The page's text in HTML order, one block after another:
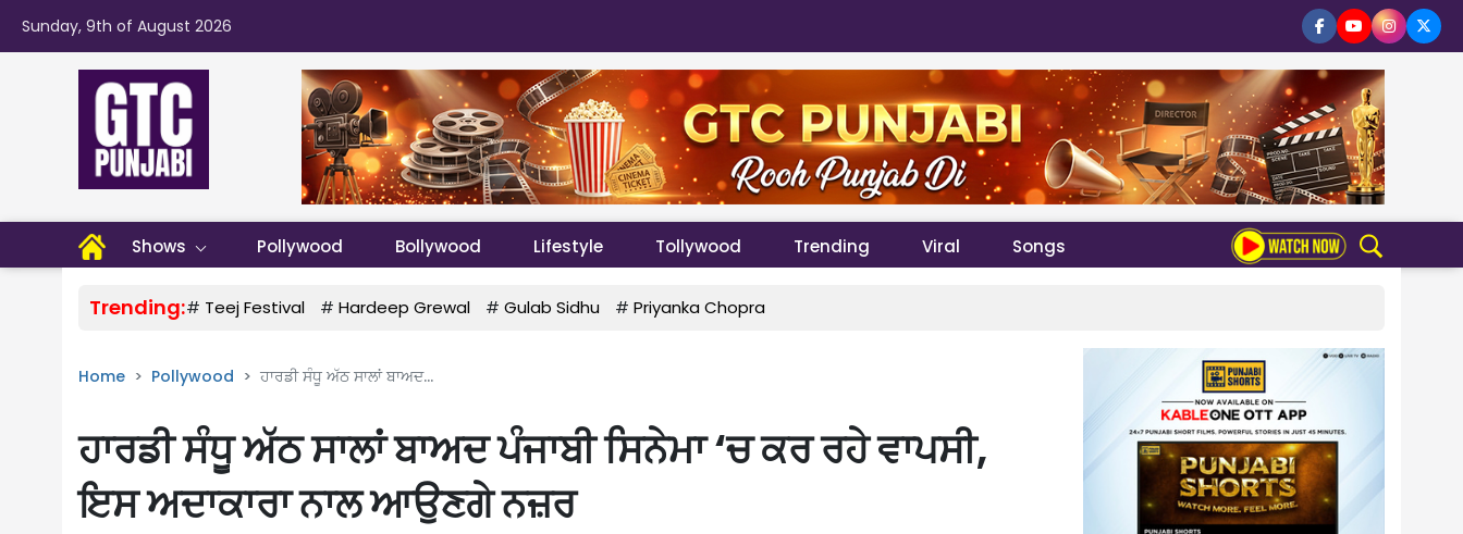
Sunday, 9th of August 2026
Shows Pollywood Bollywood Lifestyle Tollywood Trending Viral Songs
Trending:# Teej Festival # Hardeep Grewal # Gulab Sidhu # Priyanka Chopra
Home Pollywood ਹਾਰਡੀ ਸੰਧੂ ਅੱਠ ਸਾਲਾਂ ਬਾਅਦ...
ਹਾਰਡੀ ਸੰਧੂ ਅੱਠ ਸਾਲਾਂ ਬਾਅਦ ਪੰਜਾਬੀ ਸਿਨੇਮਾ ‘ਚ ਕਰ ਰਹੇ ਵਾਪਸੀ,
ਇਸ ਅਦਾਕਾਰਾ ਨਾਲ ਆਉਣਗੇ ਨਜ਼ਰ